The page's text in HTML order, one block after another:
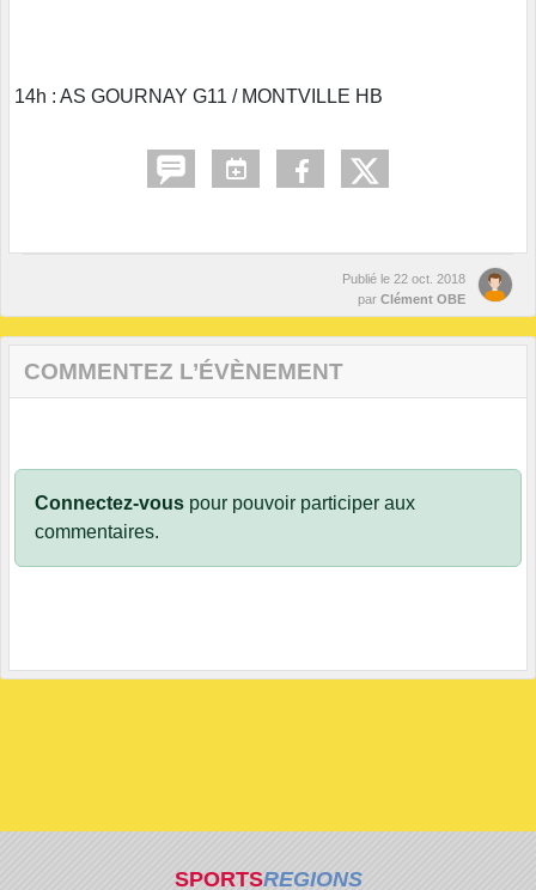
14h : AS GOURNAY G11 / MONTVILLE HB
Publié le 22 oct. 2018
par Clément OBE
COMMENTEZ L’ÉVÈNEMENT
Connectez-vous pour pouvoir participer aux
commentaires.
SPORTSREGIONS